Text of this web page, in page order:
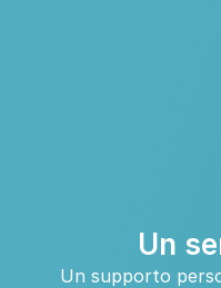
Un
Un supporto